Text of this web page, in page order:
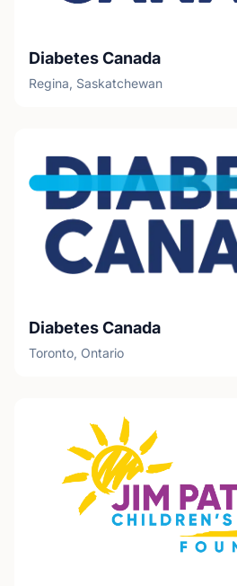
Diabetes Canada
Regina, Saskatchewan
Diabetes Canada
Toronto, Ontario